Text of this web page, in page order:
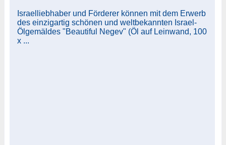
Israelliebhaber und Förderer können mit dem Erwerb
des einzigartig schönen und weltbekannten Israel-
Ölgemäldes "Beautiful Negev" (Öl auf Leinwand, 100
x ...